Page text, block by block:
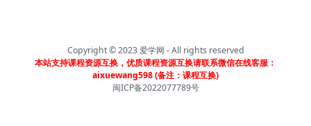
Copyright © 2023爱学网 - All rights reserved
本站支持课程资源互换，优质课程资源互换请联系微信在线客服：
aixuewang598 (备注：课程互换)
闽ICP备2022077789号